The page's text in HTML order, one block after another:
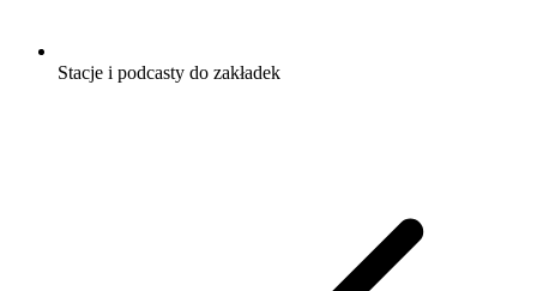
Stacje i podcasty do zakładek